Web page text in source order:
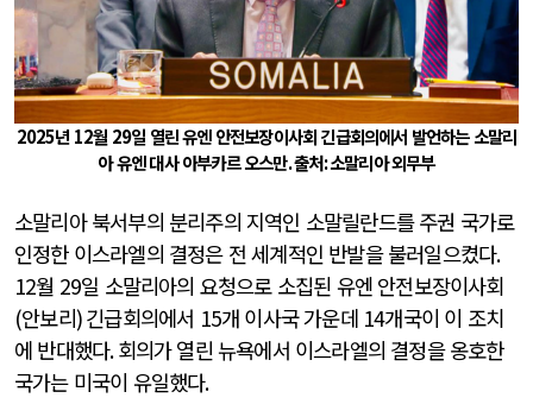
2025년12월 29일 열린 유엔 안전보장이사회 긴급회의에서 발언하는 소말리
아 유엔 대사 아부카르 오스만.출처:소말리아 외무부
소말리아 북서부의 분리주의 지역인 소말릴란드를 주권 국가로
인정한 이스라엘의 결정은 전 세계적인 반발을 불러일으켰다.
12월 29일 소말리아의 요청으로 소집된 유엔 안전보장이사회
(안보리)긴급회의에서 15개 이사국 가운데 14개국이 이 조치
에 반대했다.회의가 열린 뉴욕에서 이스라엘의 결정을 옹호한
국가는 미국이 유일했다.